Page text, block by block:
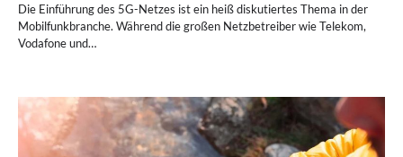
Die Einführung des 5G-Netzes ist ein heiß diskutiertes Thema in der
Mobilfunkbranche. Während die großen Netzbetreiber wie Telekom,
Vodafone und…